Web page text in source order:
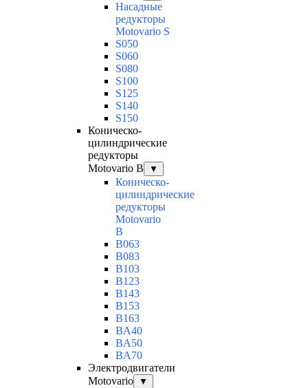
Насадные
редукторы
Motovario S
S050
S060
S080
S100
S125
S140
S150
Коническо-
цилиндрические
редукторы
Motovario B
▼
Коническо-
цилиндрические
редукторы
Motovario
B
B063
B083
B103
B123
B143
B153
B163
BA40
BA50
BA70
Электродвигатели
Motovario
▼